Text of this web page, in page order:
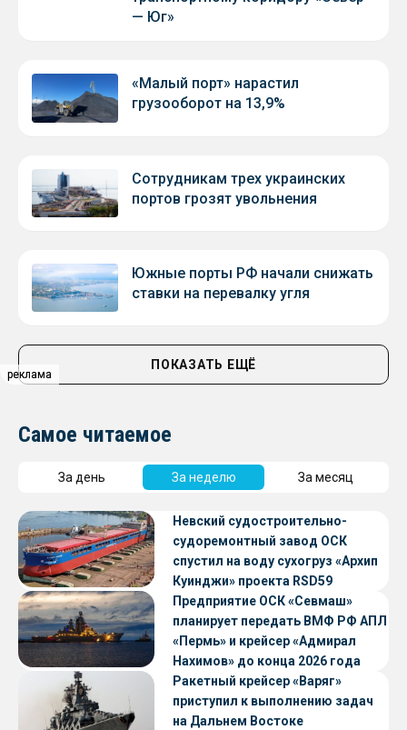
реклама
реклама
— Юг»
«Малый порт» нарастил
грузооборот на 13,9%
Сотрудникам трех украинских
портов грозят увольнения
Южные порты РФ начали снижать
ставки на перевалку угля
ПОКАЗАТЬ ЕЩЁ
Самое читаемое
За день За неделю За месяц
Невский судостроительно-
судоремонтный завод ОСК
спустил на воду сухогруз «Архип
Куинджи» проекта RSD59
Предприятие ОСК «Севмаш»
планирует передать ВМФ РФ АПЛ
«Пермь» и крейсер «Адмирал
Нахимов» до конца 2026 года
Ракетный крейсер «Варяг»
приступил к выполнению задач
на Дальнем Востоке